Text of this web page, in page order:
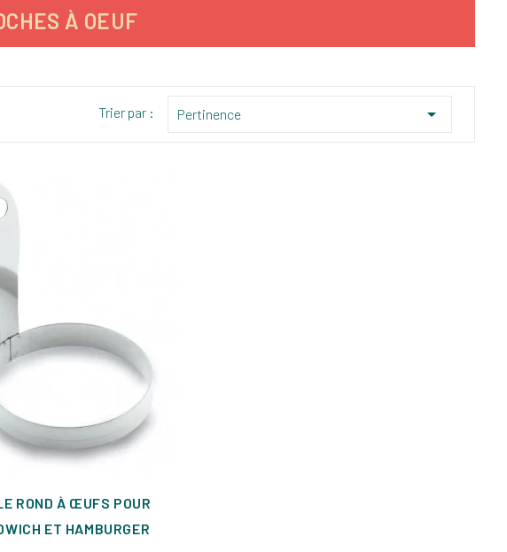
À OEUF
Trier par : Pertinence 
ROND À ŒUFS POUR
ET HAMBURGER